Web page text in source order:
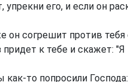
упрекни его, и если он
он согрешит против тебя
придет к тебе и скажет:
как-то попросили